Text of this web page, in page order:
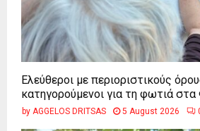
Ελεύθεροι με περιοριστικούς
κατηγορούμενοι για τη φωτιά στα
by AGGELOS DRITSAS 5 August 2026